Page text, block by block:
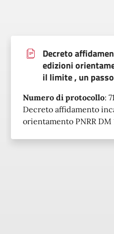
Decreto
edizioni
il limite , un
Numero di protocollo:
Decreto affidamento
orientamento PNRR DM